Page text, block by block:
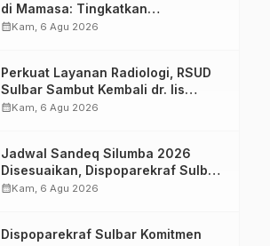
di Mamasa: Tingkatkan
Pengetahuan dan Keterampilan
calendar_monthKam, 6 Agu 2026
Perkuat Layanan Radiologi, RSUD
Sulbar Sambut Kembali dr. Iis
Imelda, Sp.Rad
calendar_monthKam, 6 Agu 2026
Jadwal Sandeq Silumba 2026
Disesuaikan, Dispoparekraf Sulbar
Pastikan Persiapan Tetap
calendar_monthKam, 6 Agu 2026
Dispoparekraf Sulbar Komitmen